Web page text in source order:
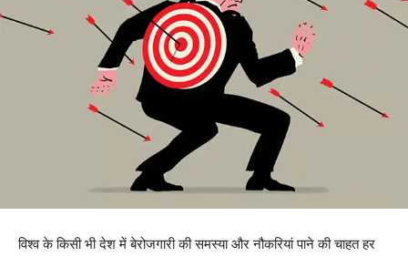
विश्व के किसी भी देश में बेरोजगारी की समस्या और नौकरियां पाने की चाहत हर